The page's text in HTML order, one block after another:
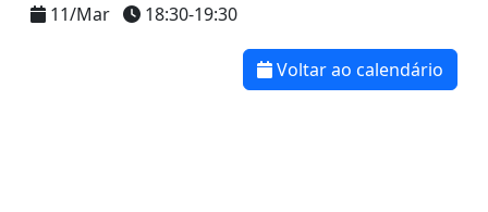
11/Mar 18:30-19:30
Voltar ao calendário